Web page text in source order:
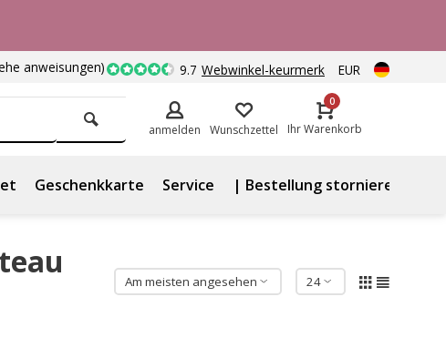
anweisungen) 9.7 Webwinkel-keurmerk EUR
anmelden Wunschzettel
0
Ihr Warenkorb
Geschenkkarte Service | Bestellung stornieren